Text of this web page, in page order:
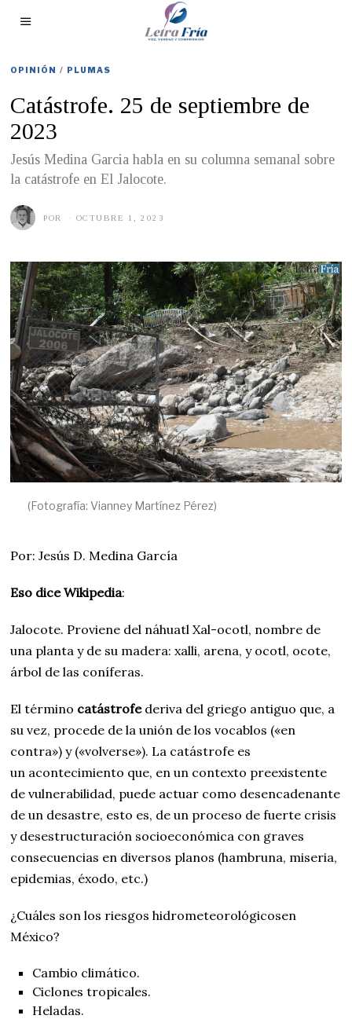
OPINIÓN / PLUMAS
Catástrofe. 25 de septiembre de
2023
Jesús Medina Garcia habla en su columna semanal sobre
la catástrofe en El Jalocote.
POR OCTUBRE 1, 2023
B
R
1
,
2
0
2
3
(Fotografía: Vianney Martínez Pérez)
Por: Jesús D. Medina García
Eso dice Wikipedia:
Jalocote. Proviene del náhuatl Xal-ocotl, nombre de
una planta y de su madera: xalli, arena, y ocotl, ocote,
árbol de las coníferas.
El término catástrofederiva del griego antiguo que, a
su vez, procede de la unión de los vocablos («en
contra») y («volverse»). La catástrofe es
un acontecimiento que, en un contexto preexistente
de vulnerabilidad, puede actuar como desencadenante
de un desastre, esto es, de un proceso de fuerte crisis
y desestructuración socioeconómica con graves
consecuencias en diversos planos (hambruna, miseria,
epidemias, éxodo, etc.)
¿Cuáles son los riesgos hidrometeorológicosen
México?
Cambio climático.
Ciclones tropicales.
Heladas.